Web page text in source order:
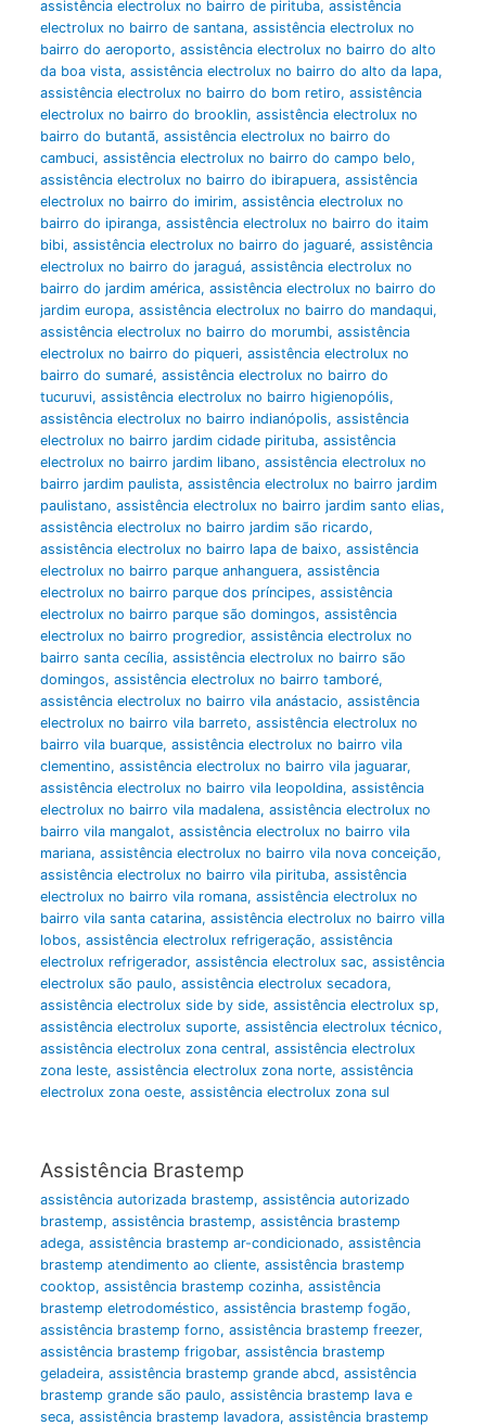
assistência electrolux no bairro de pirituba, assistência
electrolux no bairro de santana, assistência electrolux no
bairro do aeroporto, assistência electrolux no bairro do alto
da boa vista, assistência electrolux no bairro do alto da lapa,
assistência electrolux no bairro do bom retiro, assistência
electrolux no bairro do brooklin, assistência electrolux no
bairro do butantã, assistência electrolux no bairro do
cambuci, assistência electrolux no bairro do campo belo,
assistência electrolux no bairro do ibirapuera, assistência
electrolux no bairro do imirim, assistência electrolux no
bairro do ipiranga, assistência electrolux no bairro do itaim
bibi, assistência electrolux no bairro do jaguaré, assistência
electrolux no bairro do jaraguá, assistência electrolux no
bairro do jardim américa, assistência electrolux no bairro do
jardim europa, assistência electrolux no bairro do mandaqui,
assistência electrolux no bairro do morumbi, assistência
electrolux no bairro do piqueri, assistência electrolux no
bairro do sumaré, assistência electrolux no bairro do
tucuruvi, assistência electrolux no bairro higienopólis,
assistência electrolux no bairro indianópolis, assistência
electrolux no bairro jardim cidade pirituba, assistência
electrolux no bairro jardim libano, assistência electrolux no
bairro jardim paulista, assistência electrolux no bairro jardim
paulistano, assistência electrolux no bairro jardim santo elias,
assistência electrolux no bairro jardim são ricardo,
assistência electrolux no bairro lapa de baixo, assistência
electrolux no bairro parque anhanguera, assistência
electrolux no bairro parque dos príncipes, assistência
electrolux no bairro parque são domingos, assistência
electrolux no bairro progredior, assistência electrolux no
bairro santa cecília, assistência electrolux no bairro são
domingos, assistência electrolux no bairro tamboré,
assistência electrolux no bairro vila anástacio, assistência
electrolux no bairro vila barreto, assistência electrolux no
bairro vila buarque, assistência electrolux no bairro vila
clementino, assistência electrolux no bairro vila jaguarar,
assistência electrolux no bairro vila leopoldina, assistência
electrolux no bairro vila madalena, assistência electrolux no
bairro vila mangalot, assistência electrolux no bairro vila
mariana, assistência electrolux no bairro vila nova conceição,
assistência electrolux no bairro vila pirituba, assistência
electrolux no bairro vila romana, assistência electrolux no
bairro vila santa catarina, assistência electrolux no bairro villa
lobos, assistência electrolux refrigeração, assistência
electrolux refrigerador, assistência electrolux sac, assistência
electrolux são paulo, assistência electrolux secadora,
assistência electrolux side by side, assistência electrolux sp,
assistência electrolux suporte, assistência electrolux técnico,
assistência electrolux zona central, assistência electrolux
zona leste, assistência electrolux zona norte, assistência
electrolux zona oeste, assistência electrolux zona sul
Assistência Brastemp
assistência autorizada brastemp, assistência autorizado
brastemp, assistência brastemp, assistência brastemp
adega, assistência brastemp ar-condicionado, assistência
brastemp atendimento ao cliente, assistência brastemp
cooktop, assistência brastemp cozinha, assistência
brastemp eletrodoméstico, assistência brastemp fogão,
assistência brastemp forno, assistência brastemp freezer,
assistência brastemp frigobar, assistência brastemp
geladeira, assistência brastemp grande abcd, assistência
brastemp grande são paulo, assistência brastemp lava e
seca, assistência brastemp lavadora, assistência brastemp